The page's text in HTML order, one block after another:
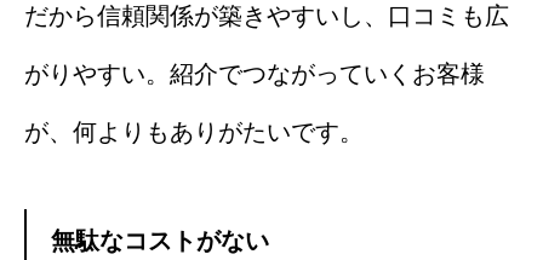
だから信頼関係が築きやすいし、口コミも広
がりやすい。紹介でつながっていくお客様
が、何よりもありがたいです。
無駄なコストがない